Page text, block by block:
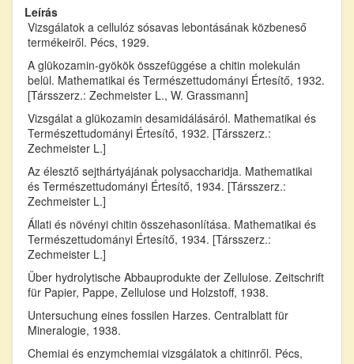
Leírás
Vizsgálatok a cellulóz sósavas lebontásának közbeneső
termékeiről. Pécs, 1929.
A glükozamin-gyökök összefüggése a chitin molekulán
belül. Mathematikai és Természettudományi Értesítő, 1932.
[Társszerz.: Zechmeister L., W. Grassmann]
Vizsgálat a glükozamin desamidálásáról. Mathematikai és
Természettudományi Értesítő, 1932. [Társszerz.:
Zechmeister L.]
Az élesztő sejthártyájának polysaccharidja. Mathematikai
és Természettudományi Értesítő, 1934. [Társszerz.:
Zechmeister L.]
Állati és növényi chitin összehasonlítása. Mathematikai és
Természettudományi Értesítő, 1934. [Társszerz.:
Zechmeister L.]
Über hydrolytische Abbauprodukte der Zellulose. Zeitschrift
für Papier, Pappe, Zellulose und Holzstoff, 1938.
Untersuchung eines fossilen Harzes. Centralblatt für
Mineralogie, 1938.
Chemiai és enzymchemiai vizsgálatok a chitinről. Pécs,